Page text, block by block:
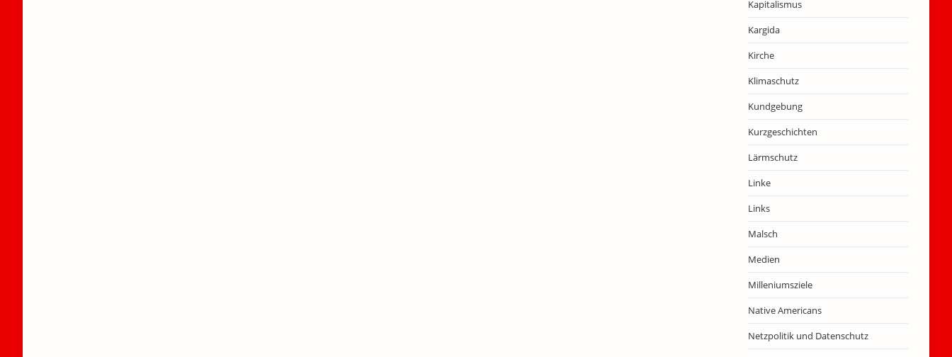
Kapitalismus
Kargida
Kirche
Klimaschutz
Kundgebung
Kurzgeschichten
Lärmschutz
Linke
Links
Malsch
Medien
Milleniumsziele
Native Americans
Netzpolitik und Datenschutz